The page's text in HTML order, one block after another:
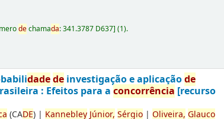
dechamada:341.3787 D637](1).
dadede investigação e aplicaçãode
: Efeitos para aconcorrência [recurso
(CADE) | KannebleyJúnior, Sérgio |Oliveira, Glauco